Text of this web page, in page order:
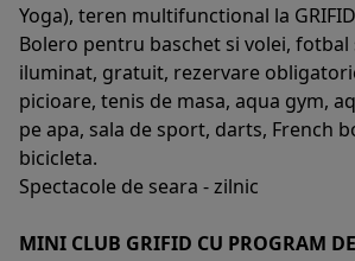
Yoga), teren multifunctional la
Bolero pentru baschet si volei, fotbal
iluminat, gratuit, rezervare
picioare, tenis de masa, aqua gym,
pe apa, sala de sport, darts, French
bicicleta.
Spectacole de seara - zilnic
MINI CLUB GRIFID CU PROGRAM